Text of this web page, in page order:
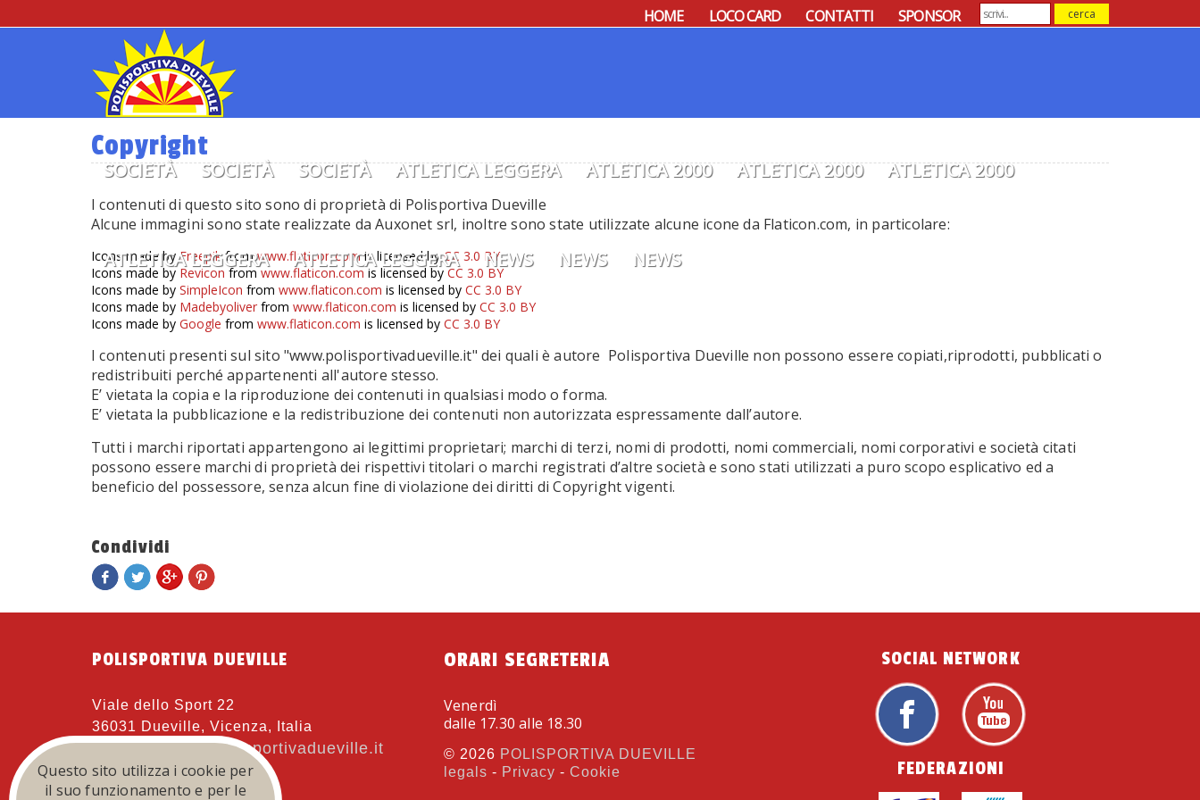
HOME LOCO CARD CONTATTI SPONSOR
SOCIETÀ SOCIETÀ SOCIETÀ ATLETICA LEGGERA ATLETICA 2000 ATLETICA 2000 ATLETICA 2000
ATLETICA LEGGERA ATLETICA LEGGERA NEWS NEWS NEWS
Copyright
I contenuti di questo sito sono di proprietà di Polisportiva Dueville
Alcune immagini sono state realizzate da Auxonet srl, inoltre sono state utilizzate alcune icone da Flaticon.com, in particolare:
Icons made byFreepikfromwww.flaticon.comis licensed byCC 3.0 BY
Icons made byRevicon fromwww.flaticon.comis licensed byCC 3.0 BY
Icons made by SimpleIcon from www.flaticon.com is licensed by CC 3.0 BY
Icons made by Madebyoliver from www.flaticon.com is licensed by CC 3.0 BY
Icons made by Google from www.flaticon.com is licensed by CC 3.0 BY
I contenuti presenti sul sito "www.polisportivadueville.it" dei quali è autore Polisportiva Dueville non possono essere copiati,riprodotti, pubblicati o
redistribuiti perché appartenenti all'autore stesso.
E’ vietata la copia e la riproduzione dei contenuti in qualsiasi modo o forma.
E’ vietata la pubblicazione e la redistribuzione dei contenuti non autorizzata espressamente dall’autore.
Tutti i marchi riportati appartengono ai legittimi proprietari; marchi di terzi, nomi di prodotti, nomi commerciali, nomi corporativi e società citati
possono essere marchi di proprietà dei rispettivi titolari o marchi registrati d’altre società e sono stati utilizzati a puro scopo esplicativo ed a
beneficio del possessore, senza alcun fine di violazione dei diritti di Copyright vigenti.
Condividi
POLISPORTIVA DUEVILLE
Viale dello Sport 22
36031 Dueville, Vicenza, Italia
atletica@polisportivadueville.it
ORARI SEGRETERIA
Venerdì
dalle 17.30 alle 18.30
© 2026 POLISPORTIVA DUEVILLE
legals - Privacy - Cookie
SOCIAL NETWORK
FEDERAZIONI
Questo sito utilizza i cookie per
il suo funzionamento e per le